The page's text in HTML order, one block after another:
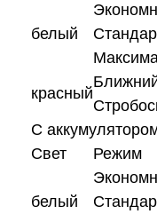
белый
красный
С
Свет
Режим
белый